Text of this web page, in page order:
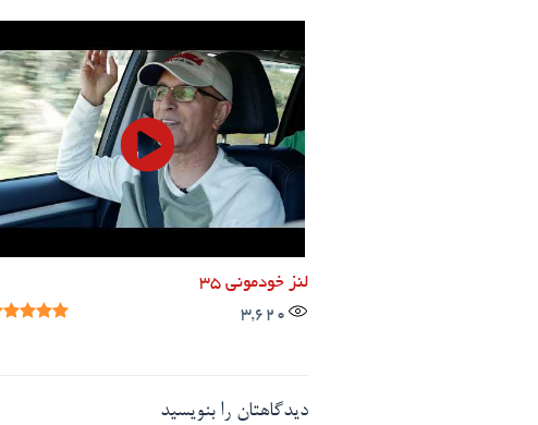
لنز خودمونی ۳۵
3,620
دیدگاهتان را بنویسید